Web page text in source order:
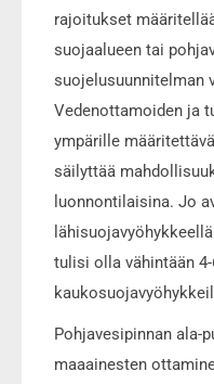
rajoitukset
suojaalueen tai
suojelusuunnitelman
Vedenottamoiden ja
ympärille
säilyttää
luonnontilaisina. Jo
tulisi olla vähintään
Pohjavesipinnan ala-
maaainesten